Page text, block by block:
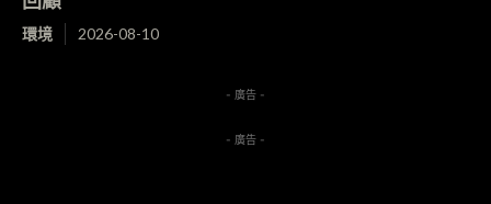
環境 2026-08-10
- 廣告 -
- 廣告 -